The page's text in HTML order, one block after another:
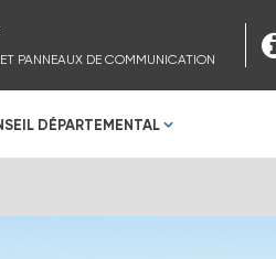
PANNEAUX DE COMMUNICATION
DÉPARTEMENTAL